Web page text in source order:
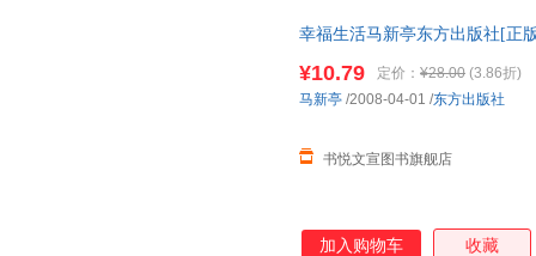
幸福生活马新亭东方出版社[正
¥10.79 定价： ¥28.00 (3.86折)
书悦文宣图书旗舰店
马新亭 /2008-04-01 /东方出版社
加入购物车 收藏